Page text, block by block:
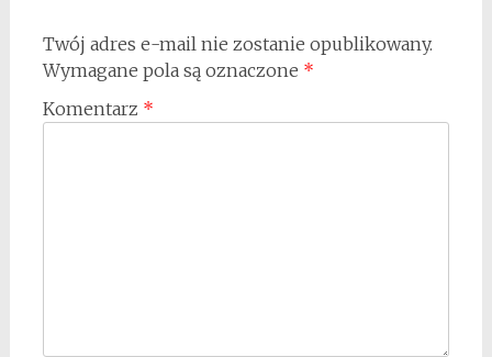
Twój adres e-mail nie zostanie opublikowany.
Wymagane pola są oznaczone *
Komentarz *